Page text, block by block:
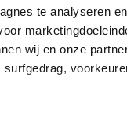
te analyseren
wij en onze